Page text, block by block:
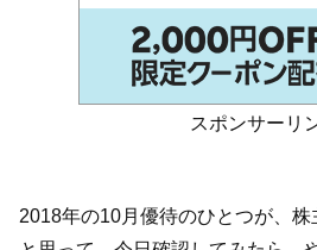
スポンサーリ
2018年の10月優待のひとつが、